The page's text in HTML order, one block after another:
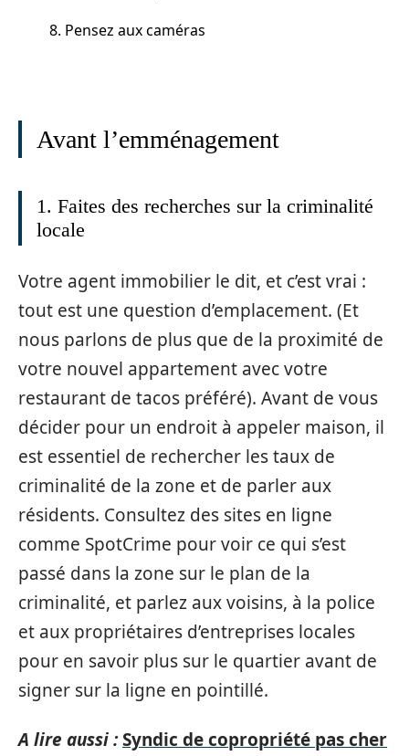
8. Pensez aux caméras
Avant l’emménagement
1. Faites des recherches sur la criminalité
locale
Votre agent immobilier le dit, et c’est vrai :
tout est une question d’emplacement. (Et
nous parlons de plus que de la proximité de
votre nouvel appartement avec votre
restaurant de tacos préféré). Avant de vous
décider pour un endroit à appeler maison, il
est essentiel de rechercher les taux de
criminalité de la zone et de parler aux
résidents. Consultez des sites en ligne
comme SpotCrime pour voir ce qui s’est
passé dans la zone sur le plan de la
criminalité, et parlez aux voisins, à la police
et aux propriétaires d’entreprises locales
pour en savoir plus sur le quartier avant de
signer sur la ligne en pointillé.
A lire aussi :Syndic de copropriété pas cher